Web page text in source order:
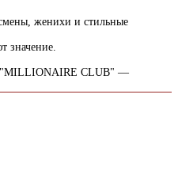
женихи и стильные
значение.
"MILLIONAIRE CLUB" —